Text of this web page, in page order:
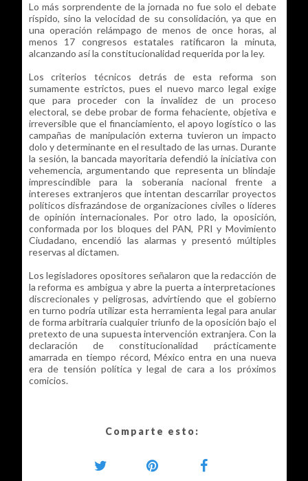
Lo más sorprendente de la jornada no fue solo el debate
ríspido, sino la velocidad de su consolidación, ya que en
una operación relámpago de menos de once horas, al
menos 17 congresos estatales ratificaron la minuta,
alcanzando así la constitucionalidad requerida por la ley.
Los criterios técnicos detrás de esta reforma son
sumamente estrictos, pues el nuevo marco legal exige
que para proceder con la invalidez de un proceso
electoral, se debe probar de forma fehaciente, objetiva e
irreversible que el financiamiento, el apoyo logístico o las
campañas de manipulación externa tuvieron un impacto
dolo y determinante en el resultado de las urnas. Durante
la sesión, la bancada mayoritaria defendió la iniciativa con
vehemencia, argumentando que representa un blindaje
imprescindible para la soberanía nacional frente a
intereses extranjeros que intentan descarrilar proyectos
políticos disfrazándose de organizaciones civiles o líderes
de opinión internacionales. Por otro lado, la oposición,
conformada por los bloques del PAN, PRI y Movimiento
Ciudadano, encendió las alarmas y presentó múltiples
reservas al dictamen.
Los legisladores opositores señalaron que la redacción de
la reforma es ambigua y abre la puerta a interpretaciones
discrecionales y peligrosas, advirtiendo que el gobierno
en turno podría utilizar esta herramienta legal para anular
de forma arbitraria cualquier triunfo de la oposición bajo el
pretexto de una supuesta intervención extranjera. Con la
declaración de constitucionalidad prácticamente
amarrada en tiempo récord, México entra en una nueva
era de tensión política y legal de cara a los próximos
comicios.
Comparte esto: